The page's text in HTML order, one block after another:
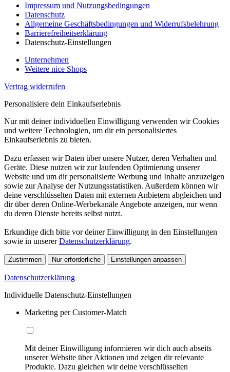
Impressum und Nutzungsbedingungen
Datenschutz
Allgemeine Geschäftsbedingungen und Widerrufsbelehrung
Barrierefreiheitserklärung
Datenschutz-Einstellungen
Unternehmen
Weitere nice Shops
Vertrag widerrufen
Personalisiere dein Einkaufserlebnis
Nur mit deiner individuellen Einwilligung verwenden wir Cookies
und weitere Technologien, um dir ein personalisiertes
Einkaufserlebnis zu bieten.
Dazu erfassen wir Daten über unsere Nutzer, deren Verhalten und
Geräte. Diese nutzen wir zur laufenden Optimierung unserer
Website und um dir personalisierte Werbung und Inhalte anzuzeigen
sowie zur Analyse der Nutzungsstatistiken. Außerdem können wir
deine verschlüsselten Daten mit externen Anbietern abgleichen und
dir über deren Online-Werbekanäle Angebote anzeigen, nur wenn
du deren Dienste bereits selbst nutzt.
Erkundige dich bitte vor deiner Einwilligung in den Einstellungen
sowie in unsererDatenschutzerklärung.
Zustimmen Nur erforderliche Einstellungen anpassen
Datenschutzerklärung
Individuelle Datenschutz-Einstellungen
Marketing per Customer-Match
Mit deiner Einwilligung informieren wir dich auch abseits
unserer Website über Aktionen und zeigen dir relevante
Produkte. Dazu gleichen wir deine verschlüsselten